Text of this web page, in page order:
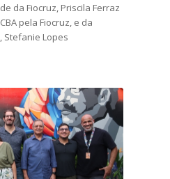
da Fiocruz, Priscila Ferraz
pela Fiocruz, e da
Stefanie Lopes